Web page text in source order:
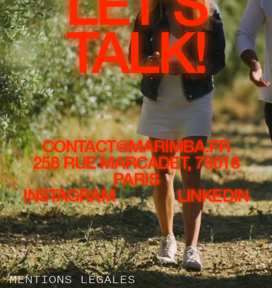
LET’S
TALK!
CONTACT@MARIMBA.FR
258 RUE MARCADET, 75018
PARIS
INSTAGRAM
LINKEDIN
MENTIONS LÉGALES